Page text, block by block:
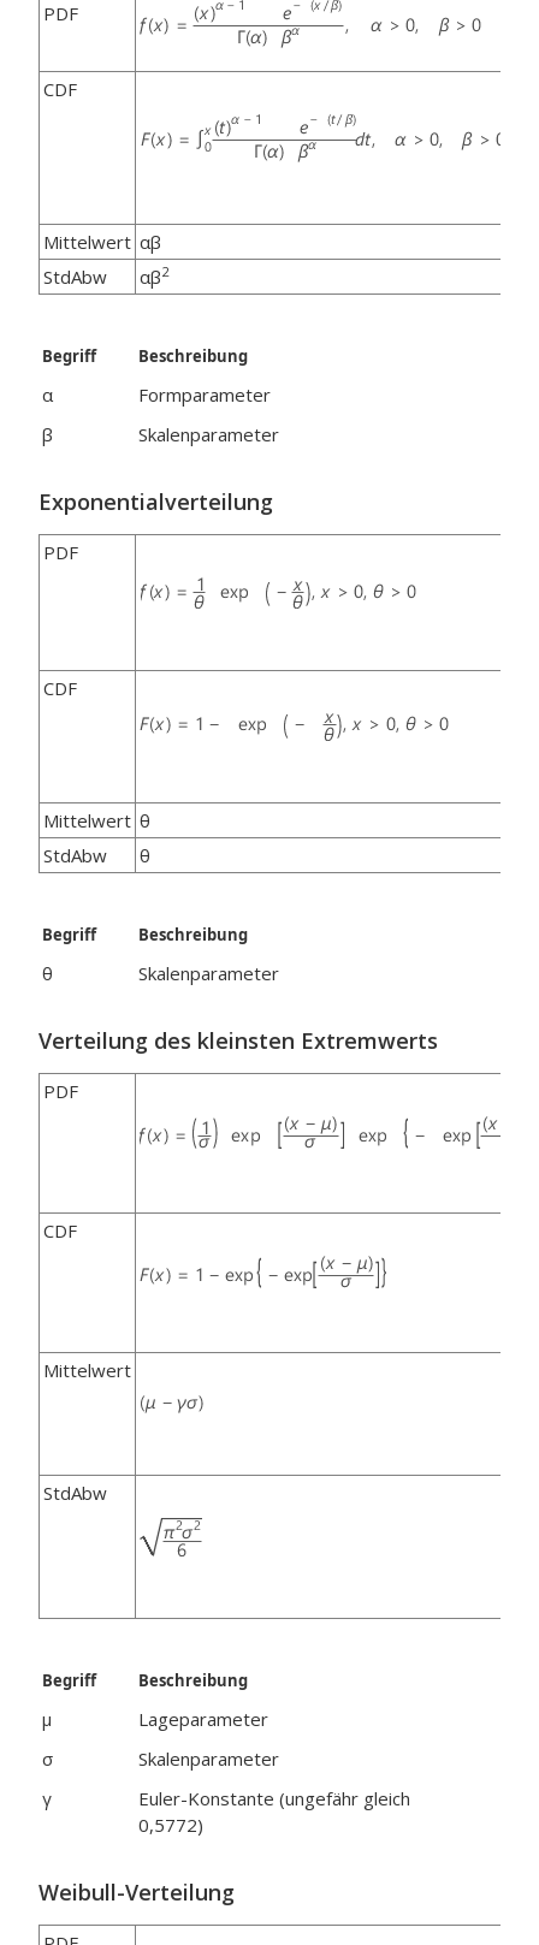
PDF
CDF
Mittelwert αβ
StdAbw
αβ2
Begriff Beschreibung
α
Formparameter
β
Skalenparameter
Exponentialverteilung
PDF
CDF
Mittelwert θ
StdAbw
θ
Begriff Beschreibung
θ Skalenparameter
Verteilung des kleinsten Extremwerts
PDF
CDF
Mittelwert
StdAbw
Begriff Beschreibung
μ
Lageparameter
σ
Skalenparameter
γ
Euler-Konstante (ungefähr gleich
0,5772)
Weibull-Verteilung